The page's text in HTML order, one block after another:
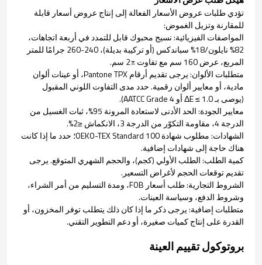
تؤدي طلبات عروض الأسعار الفعالة إلى إنتاج عروض أسعار قابلة
للمقارنة وتزيل الغموض:
المواصفات الفيزيائية: نسيج محبوك قابل للتمدد في أربعة اتجاهات،
82% نايلون/18% سباندكس (أو تركيبة بديلة)، 240-260 جرامًا للمتر
المربع، عرض 160 سم مع تفاوت ±2 سم.
متطلبات الألوان: يرجى تقديم أرقام Pantone TPX، أو عينات ألوان
مادية، أو معايير ألوان رقمية. حدد مدى التفاوت اللوني المقبول
(يوصى بـ ΔE ≤ 1.0 أو AATCC Grade 4).
معايير الجودة: الحد الأدنى لاستعادة المرونة 95%، ثبات الغسيل من
الدرجة 4، مقاومة التكوّر من الدرجة 3، الانكماش ≤2%.
الشهادات: مطلوب شهادة OEKO-TEX Standard 100؛ حدد ما إذا كانت
هناك حاجة إلى شهادات إضافية.
كمية الطلب: الطلب الأولي (كجم)، والحجم الشهري المتوقع. يرجى
تقديم توقعات الحجم لأغراض التسعير.
الشروط التجارية: طلب أسعار FOB، ومدة التسليم من أمر الشراء،
وشروط الدفع، وسياسة العينات.
متطلبات إضافية: يرجى ذكر ما إذا كان ذلك يتطلب توفر المخزون، أو
القدرة على إنتاج كميات صغيرة، أو دعم التطوير التقني.
بروتوكول تقييم العينة